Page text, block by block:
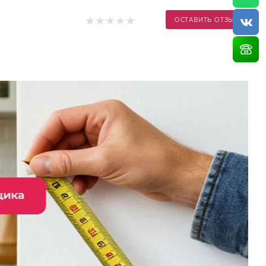
ОСТАВИТЬ ОТЗЫВ